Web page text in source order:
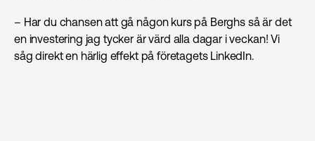
– Har du chansen att gå någon kurs på Berghs så är det
en investering jag tycker är värd alla dagar i veckan! Vi
såg direkt en härlig effekt på företagets LinkedIn.